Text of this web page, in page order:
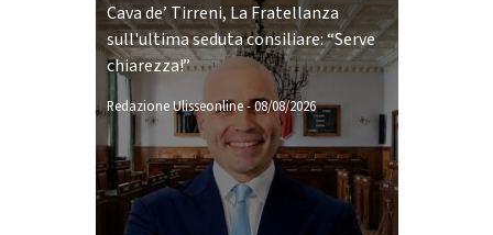
Cava de’ Tirreni, La Fratellanza
sull'ultima seduta consiliare: “Serve
chiarezza!”
Redazione Ulisseonline-08/08/2026